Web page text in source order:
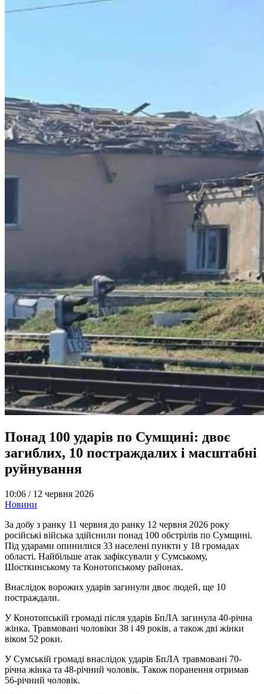
Понад 100 ударів по Сумщині: двоє
загиблих, 10 постраждалих і масштабні
руйнування
10:06 / 12 червня 2026
Новини
За добу з ранку 11 червня до ранку 12 червня 2026 року
російські війська здійснили понад 100 обстрілів по Сумщині.
Під ударами опинилися 33 населені пункти у 18 громадах
області. Найбільше атак зафіксували у Сумському,
Шосткинському та Конотопському районах.
Внаслідок ворожих ударів загинули двоє людей, ще 10
постраждали.
У Конотопській громаді після ударів БпЛА загинула 40-річна
жінка. Травмовані чоловіки 38 і 49 років, а також дві жінки
віком 52 роки.
У Сумській громаді внаслідок ударів БпЛА травмовані 70-
річна жінка та 48-річний чоловік. Також поранення отримав
56-річний чоловік.